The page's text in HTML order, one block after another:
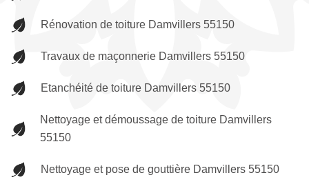
Rénovation de toiture Damvillers 55150
Travaux de maçonnerie Damvillers 55150
Etanchéité de toiture Damvillers 55150
Nettoyage et démoussage de toiture Damvillers
55150
Nettoyage et pose de gouttière Damvillers 55150